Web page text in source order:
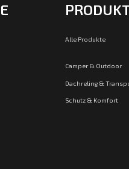
Alle Produkte
Camper & Outdoor
Dachreling &
Schutz & Komfort